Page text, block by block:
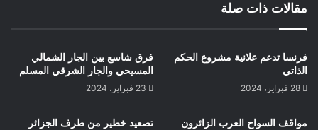
مقالات ذات صلة
فرنسا تدعم علانية مشروع الحكم
الذاتي
28 فبراير، 2024
فرق شاسع بين الجار الشمالي
المسيحي والجار الشرقي المسلم
23 فبراير، 2024
مواقف السواح العرب الزائرون
تصعيد خطير من طرف الجزائر